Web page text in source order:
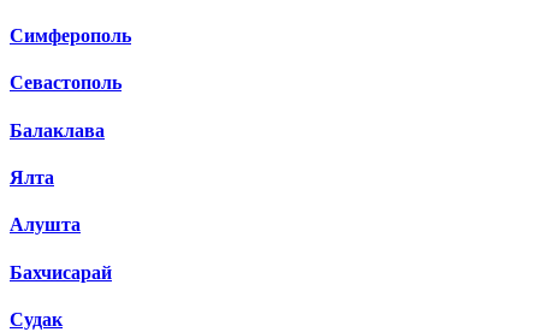
Симферополь
Севастополь
Балаклава
Ялта
Алушта
Бахчисарай
Судак